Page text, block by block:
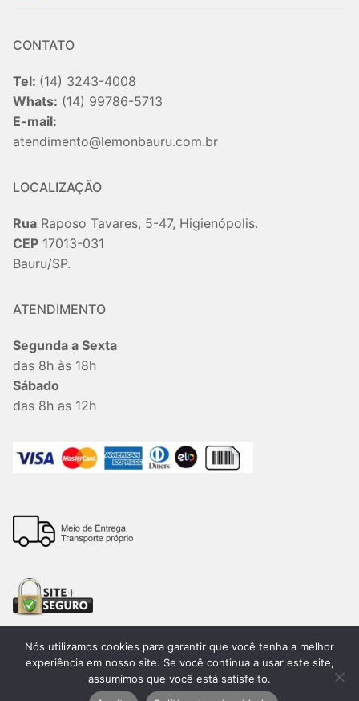
CONTATO
Tel: (14) 3243-4008
Whats: (14) 99786-5713
E-mail:
atendimento@lemonbauru.com.br
LOCALIZAÇÃO
Rua Raposo Tavares, 5-47, Higienópolis.
CEP 17013-031
Bauru/SP.
ATENDIMENTO
Segunda a Sexta
das 8h às 18h
Sábado
das 8h as 12h
Todos os direitos reservados. 2026®. Lemon Bauru –
Nós utilizamos cookies para garantir que você tenha a melhor
experiência em nosso site. Se você continua a usar este site,
assumimos que você está satisfeito.